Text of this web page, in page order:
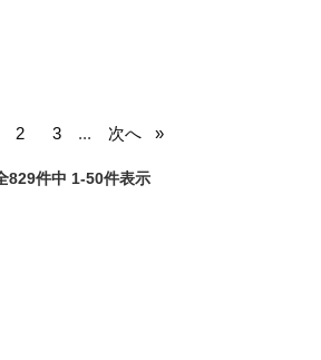
2 3 ... 次へ
829件中 1-50件表示